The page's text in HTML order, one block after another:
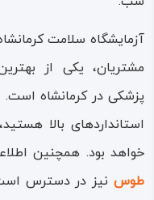
آزمایشگاه سلامت
مشتریان، یکی از
پزشکی در کرمانشاه است.
استانداردهای بالا
خواهد بود. همچنین
طوس نیز در دسترس